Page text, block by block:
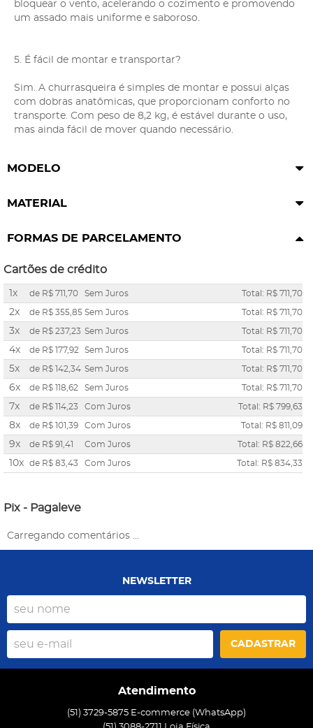
bloquear o vento, acelerando o cozimento e promovendo
um assado mais uniforme e saboroso.
5. É fácil de montar e transportar?
Sim. A churrasqueira é simples de montar e possui alças
com dobras anatômicas, que proporcionam conforto no
transporte. Com peso de 8,2 kg, é estável durante o uso,
mas ainda fácil de mover quando necessário.
MODELO
MATERIAL
FORMAS DE PARCELAMENTO
Cartões de crédito
1x de R$ 711,70 Sem Juros Total: R$ 711,70
2x de R$ 355,85 Sem Juros Total: R$ 711,70
3x de R$ 237,23 Sem Juros Total: R$ 711,70
4x de R$ 177,92 Sem Juros Total: R$ 711,70
5x de R$ 142,34 Sem Juros Total: R$ 711,70
6x de R$ 118,62 Sem Juros Total: R$ 711,70
7x de R$ 114,23 Com Juros Total: R$ 799,63
8x de R$ 101,39 Com Juros Total: R$ 811,09
9x de R$ 91,41 Com Juros Total: R$ 822,66
10x de R$ 83,43 Com Juros Total: R$ 834,33
Pix - Pagaleve
Carregando comentários ...
NEWSLETTER
CADASTRAR
Atendimento
(51) 3729-5875 E-commerce (WhatsApp)